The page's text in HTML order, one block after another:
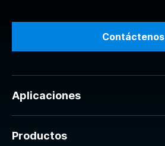
Contáctenos
Aplicaciones
Productos